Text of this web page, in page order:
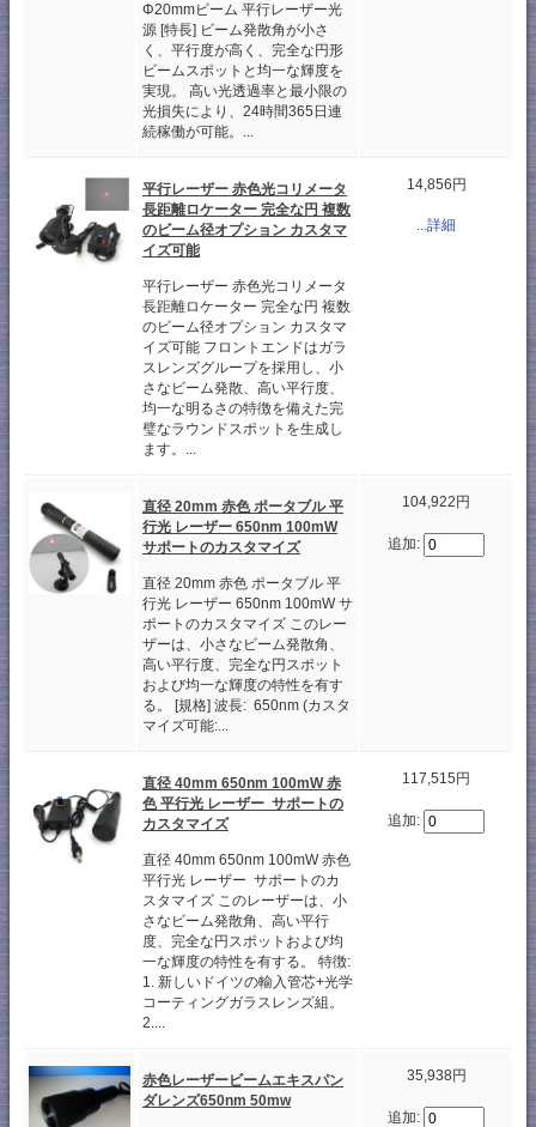
Φ20mmビーム 平行レーザー光
源 [特長] ビーム発散角が小さ
く、平行度が高く、完全な円形
ビームスポットと均一な輝度を
実現。 高い光透過率と最小限の
光損失により、24時間365日連
続稼働が可能。...
平行レーザー 赤色光コリメータ
長距離ロケーター 完全な円 複数
のビーム径オプション カスタマ
イズ可能
平行レーザー 赤色光コリメータ
長距離ロケーター 完全な円 複数
のビーム径オプション カスタマ
イズ可能 フロントエンドはガラ
スレンズグループを採用し、小
さなビーム発散、高い平行度、
均一な明るさの特徴を備えた完
璧なラウンドスポットを生成し
ます。...
14,856円
...詳細
直径 20mm 赤色 ポータブル 平
行光 レーザー 650nm 100mW
サポートのカスタマイズ
直径 20mm 赤色 ポータブル 平
行光 レーザー 650nm 100mW サ
ポートのカスタマイズ このレー
ザーは、小さなビーム発散角、
高い平行度、完全な円スポット
および均一な輝度の特性を有す
る。 [規格] 波長: 650nm (カスタ
マイズ可能:...
104,922円
追加:
直径 40mm 650nm 100mW 赤
色 平行光 レーザー サポートの
カスタマイズ
直径 40mm 650nm 100mW 赤色
平行光 レーザー サポートのカ
スタマイズ このレーザーは、小
さなビーム発散角、高い平行
度、完全な円スポットおよび均
一な輝度の特性を有する。 特徴:
1. 新しいドイツの輸入管芯+光学
コーティングガラスレンズ組。
2....
117,515円
追加:
赤色レーザービームエキスパン
ダレンズ650nm 50mw
35,938円
追加: